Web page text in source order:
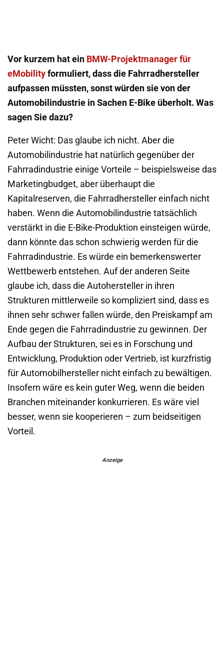
Vor kurzem hat ein BMW-Projektmanager für
eMobility formuliert, dass die Fahrradhersteller
aufpassen müssten, sonst würden sie von der
Automobilindustrie in Sachen E-Bike überholt. Was
sagen Sie dazu?
Peter Wicht: Das glaube ich nicht. Aber die
Automobilindustrie hat natürlich gegenüber der
Fahrradindustrie einige Vorteile – beispielsweise das
Marketingbudget, aber überhaupt die
Kapitalreserven, die Fahrradhersteller einfach nicht
haben. Wenn die Automobilindustrie tatsächlich
verstärkt in die E-Bike-Produktion einsteigen würde,
dann könnte das schon schwierig werden für die
Fahrradindustrie. Es würde ein bemerkenswerter
Wettbewerb entstehen. Auf der anderen Seite
glaube ich, dass die Autohersteller in ihren
Strukturen mittlerweile so kompliziert sind, dass es
ihnen sehr schwer fallen würde, den Preiskampf am
Ende gegen die Fahrradindustrie zu gewinnen. Der
Aufbau der Strukturen, sei es in Forschung und
Entwicklung, Produktion oder Vertrieb, ist kurzfristig
für Automobilhersteller nicht einfach zu bewältigen.
Insofern wäre es kein guter Weg, wenn die beiden
Branchen miteinander konkurrieren. Es wäre viel
besser, wenn sie kooperieren – zum beidseitigen
Vorteil.
Anzeige